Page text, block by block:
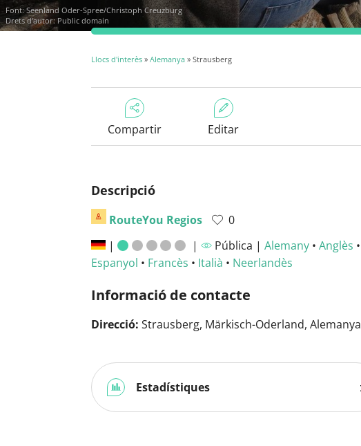
Font:Seenland Oder-Spree/Christoph Creuzburg
Drets d'autor: Public domain
Llocs d'interès » Alemanya » Strausberg
Compartir Editar
Descripció
RouteYou Regios
0
|
| Pública | Alemany• Anglès •
Espanyol • Francès • Italià • Neerlandès
Informació de contacte
Direcció: Strausberg, Märkisch-Oderland, Alemanya
Estadístiques